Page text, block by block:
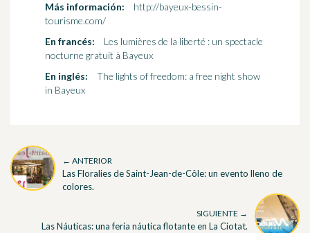
Más información:
http://bayeux-bessin-
tourisme.com/
En francés:
Les lumières de la liberté : un spectacle
nocturne gratuit à Bayeux
En inglés:
The lights of freedom: a free night show
in Bayeux
← ANTERIOR
Las Floralies de Saint-Jean-de-Côle: un evento lleno de
colores.
SIGUIENTE →
Las Náuticas: una feria náutica flotante en La Ciotat.